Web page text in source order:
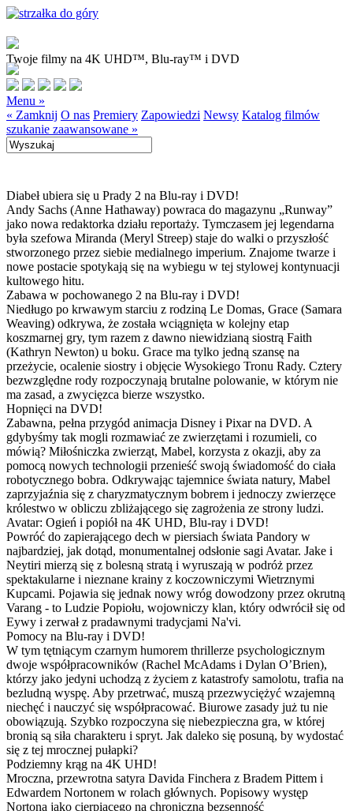
Twoje filmy na 4K UHD™, Blu-ray™ i DVD
Menu »
« Zamknij O nas Premiery Zapowiedzi Newsy Katalog filmów
szukanie zaawansowane »
Diabeł ubiera się u Prady 2 na Blu-ray i DVD!
Andy Sachs (Anne Hathaway) powraca do magazynu „Runway”
jako nowa redaktorka działu reportaży. Tymczasem jej legendarna
była szefowa Miranda (Meryl Streep) staje do walki o przyszłość
stworzonego przez siebie medialnego imperium. Znajome twarze i
nowe postacie spotykają się na wybiegu w tej stylowej kontynuacji
kultowego hitu.
Zabawa w pochowanego 2 na Blu-ray i DVD!
Niedługo po krwawym starciu z rodziną Le Domas, Grace (Samara
Weaving) odkrywa, że została wciągnięta w kolejny etap
koszmarnej gry, tym razem z dawno niewidzianą siostrą Faith
(Kathryn Newton) u boku. Grace ma tylko jedną szansę na
przeżycie, ocalenie siostry i objęcie Wysokiego Tronu Rady. Cztery
bezwzględne rody rozpoczynają brutalne polowanie, w którym nie
ma zasad, a zwycięzca bierze wszystko.
Hopnięci na DVD!
Zabawna, pełna przygód animacja Disney i Pixar na DVD. A
gdybyśmy tak mogli rozmawiać ze zwierzętami i rozumieli, co
mówią? Miłośniczka zwierząt, Mabel, korzysta z okazji, aby za
pomocą nowych technologii przenieść swoją świadomość do ciała
robotycznego bobra. Odkrywając tajemnice świata natury, Mabel
zaprzyjaźnia się z charyzmatycznym bobrem i jednoczy zwierzęce
królestwo w obliczu zbliżającego się zagrożenia ze strony ludzi.
Avatar: Ogień i popiół na 4K UHD, Blu-ray i DVD!
Powróć do zapierającego dech w piersiach świata Pandory w
najbardziej, jak dotąd, monumentalnej odsłonie sagi Avatar. Jake i
Neytiri mierzą się z bolesną stratą i wyruszają w podróż przez
spektakularne i nieznane krainy z koczowniczymi Wietrznymi
Kupcami. Pojawia się jednak nowy wróg dowodzony przez okrutną
Varang - to Ludzie Popiołu, wojowniczy klan, który odwrócił się od
Eywy i zerwał z pradawnymi tradycjami Na'vi.
Pomocy na Blu-ray i DVD!
W tym tętniącym czarnym humorem thrillerze psychologicznym
dwoje współpracowników (Rachel McAdams i Dylan O’Brien),
którzy jako jedyni uchodzą z życiem z katastrofy samolotu, trafia na
bezludną wyspę. Aby przetrwać, muszą przezwyciężyć wzajemną
niechęć i nauczyć się współpracować. Biurowe zasady już tu nie
obowiązują. Szybko rozpoczyna się niebezpieczna gra, w której
bronią są siła charakteru i spryt. Jak daleko się posuną, by wydostać
się z tej mrocznej pułapki?
Podziemny krąg na 4K UHD!
Mroczna, przewrotna satyra Davida Finchera z Bradem Pittem i
Edwardem Nortonem w rolach głównych. Popisowy występ
Nortona jako cierpiącego na chroniczną bezsenność